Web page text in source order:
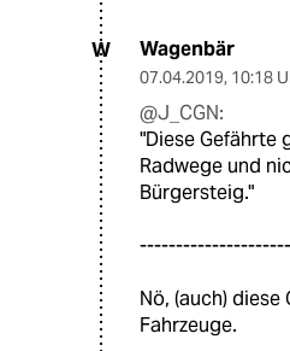
W Wagenbär
07.04.2019, 10:18
@J_CGN:
"Diese Gefährte
Radwege und
Bürgersteig."
Nö, (auch) diese
Fahrzeuge.